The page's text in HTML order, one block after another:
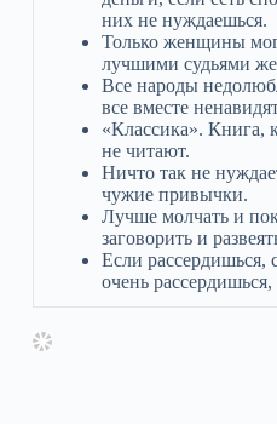
них не нуждаешься.
Только женщины
лучшими судьями
Все народы
все вместе
«Классика». Книга,
не читают.
Ничто так не
чужие привычки.
Лучше молчать и
заговорить и
Если рассердишься,
очень